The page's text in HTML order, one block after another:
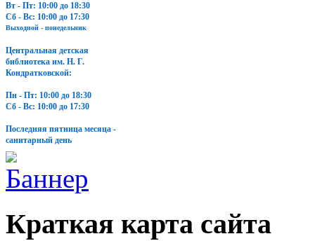
Вт - Пт: 10:00 до 18:30
Сб - Вс: 10:00 до 17:30
Выходной - понедельник
Центральная детская
библиотека им. Н. Г.
Кондратковской:
Пн - Пт: 10:00 до 18:30
Сб - Вс: 10:00 до 17:30
Последняя пятница месяца -
санитарный день
Краткая карта сайта